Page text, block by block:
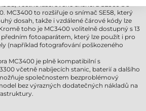
včetně laserového skeneru SE960 a s
MC3400 to rozšiřuje o snímač SE58, který
dosah, takže i vzdálené čárové kódy lze
toho je MC3400 volitelně dostupný s 13
předním fotoaparátem, který lze použít i pro
(například fotografování poškozeného
MC3400 je plně kompatibilní s
včetně nabíjecích stanic, baterií a dalšího
společnostem bezproblémový
bez výrazných dodatečných nákladů na